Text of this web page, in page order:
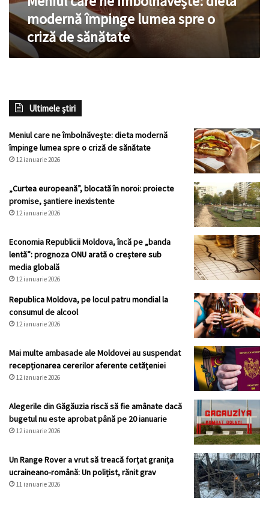
criză
de
sănătate
modernă împinge lumea spre o
criză de sănătate
Ultimele știri
Meniul care ne îmbolnăvește: dieta modernă
împinge lumea spre o criză de sănătate
12 ianuarie 2026
„Curtea europeană”, blocată în noroi: proiecte
promise, șantiere inexistente
12 ianuarie 2026
Economia Republicii Moldova, încă pe „banda
lentă”: prognoza ONU arată o creștere sub
media globală
12 ianuarie 2026
Republica Moldova, pe locul patru mondial la
consumul de alcool
12 ianuarie 2026
Mai multe ambasade ale Moldovei au suspendat
recepționarea cererilor aferente cetățeniei
12 ianuarie 2026
Alegerile din Găgăuzia riscă să fie amânate dacă
bugetul nu este aprobat până pe 20 ianuarie
12 ianuarie 2026
Un Range Rover a vrut să treacă forțat granița
ucraineano-română: Un polițist, rănit grav
11 ianuarie 2026